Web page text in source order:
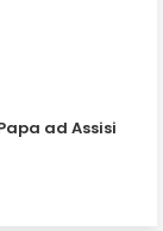
ad Assisi